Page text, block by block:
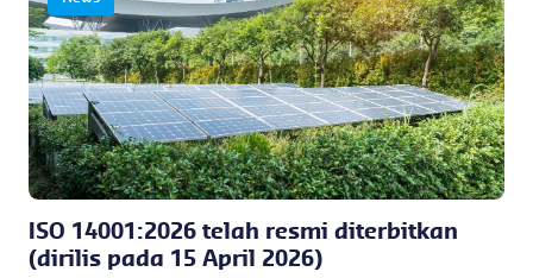
ISO 14001:2026 telah resmi diterbitkan
(dirilis pada 15 April 2026)